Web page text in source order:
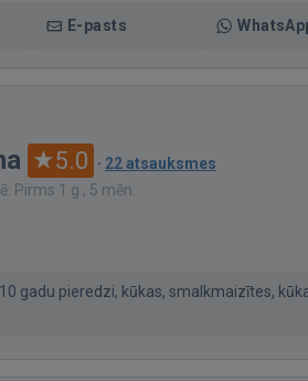
E-pasts
5.0 · 22 atsauksmes
Pirms 1 g., 5 mēn.
gadu pieredzi, kūkas, smalkmaizītes,